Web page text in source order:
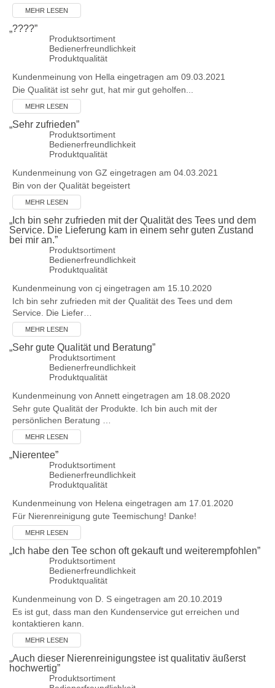
MEHR LESEN
„????”
Produktsortiment
Bedienerfreundlichkeit
Produktqualität
Kundenmeinung von Hella eingetragen am 09.03.2021
Die Qualität ist sehr gut, hat mir gut geholfen...
MEHR LESEN
„Sehr zufrieden”
Produktsortiment
Bedienerfreundlichkeit
Produktqualität
Kundenmeinung von GZ eingetragen am 04.03.2021
Bin von der Qualität begeistert
MEHR LESEN
„ Ich bin sehr zufrieden mit der Qualität des Tees und dem
Service. Die Lieferung kam in einem sehr guten Zustand
bei mir an.”
Produktsortiment
Bedienerfreundlichkeit
Produktqualität
Kundenmeinung von cj eingetragen am 15.10.2020
Ich bin sehr zufrieden mit der Qualität des Tees und dem
Service. Die Liefer…
MEHR LESEN
„Sehr gute Qualität und Beratung”
Produktsortiment
Bedienerfreundlichkeit
Produktqualität
Kundenmeinung von Annett eingetragen am 18.08.2020
Sehr gute Qualität der Produkte. Ich bin auch mit der
persönlichen Beratung …
MEHR LESEN
„Nierentee”
Produktsortiment
Bedienerfreundlichkeit
Produktqualität
Kundenmeinung von Helena eingetragen am 17.01.2020
Für Nierenreinigung gute Teemischung! Danke!
MEHR LESEN
„ Ich habe den Tee schon oft gekauft und weiterempfohlen”
Produktsortiment
Bedienerfreundlichkeit
Produktqualität
Kundenmeinung von D. S eingetragen am 20.10.2019
Es ist gut, dass man den Kundenservice gut erreichen und
kontaktieren kann.
MEHR LESEN
„Auch dieser Nierenreinigungstee ist qualitativ äußerst
hochwertig”
Produktsortiment